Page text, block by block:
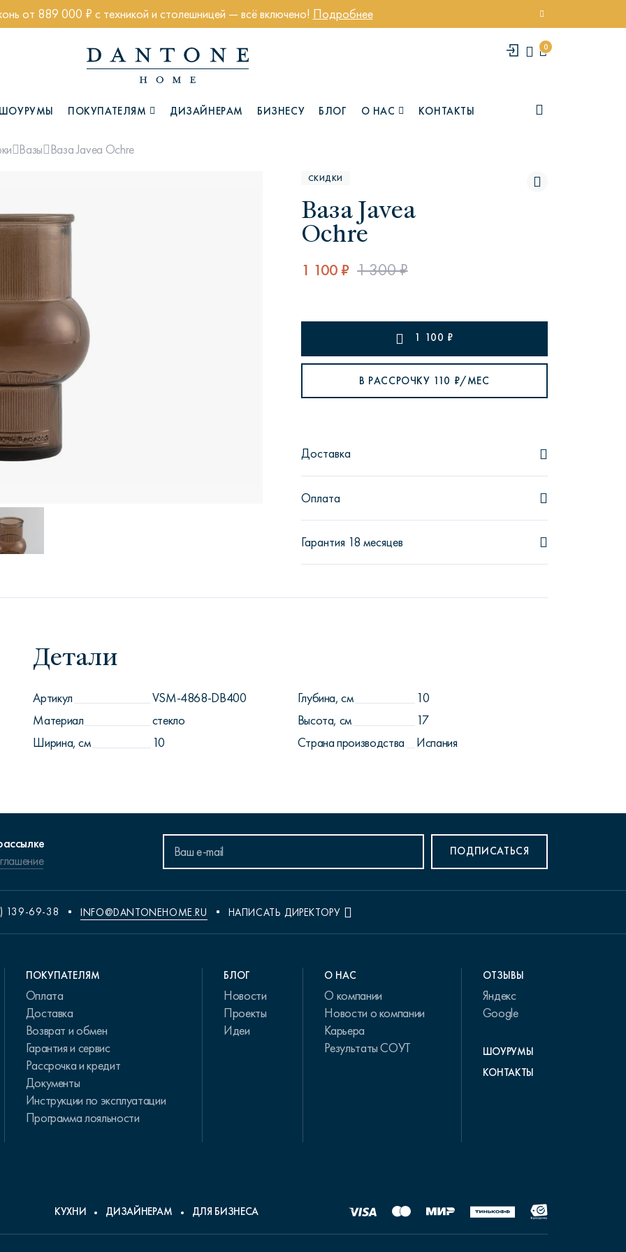
от 889 000 ₽ с техникой и столешницей — всё включено! Подробнее
0
ШОУРУМЫ ПОКУПАТЕЛЯМ ДИЗАЙНЕРАМ БИЗНЕСУ БЛОГ О НАС КОНТАКТЫ
Сити
Бэйсик №1
Вазы Ваза Javea Ochre
СКИДКИ
Ваза Javea
Ochre
1 100 ₽ 1 300 ₽
1 100 ₽
В РАССРОЧКУ 110 ₽/МЕС
Доставка
Оплата
Гарантия 18 месяцев
Детали
Артикул
VSM-4868-DB400
Материал
стекло
Ширина, см
10
Глубина, см
10
Высота, см
17
Страна производства
Испания
ПОДПИСАТЬСЯ
139-69-38 INFO@DANTONEHOME.RU НАПИСАТЬ ДИРЕКТОРУ
ПОКУПАТЕЛЯМ
Оплата
Доставка
Возврат и обмен
Гарантия и сервис
Рассрочка и кредит
Документы
Инструкции по эксплуатации
Программа лояльности
БЛОГ
Новости
Проекты
Идеи
О НАС
О компании
Новости о компании
Карьера
Результаты СОУТ
ОТЗЫВЫ
Яндекс
Google
ШОУРУМЫ
КОНТАКТЫ
КУХНИ ДИЗАЙНЕРАМ ДЛЯ БИЗНЕСА